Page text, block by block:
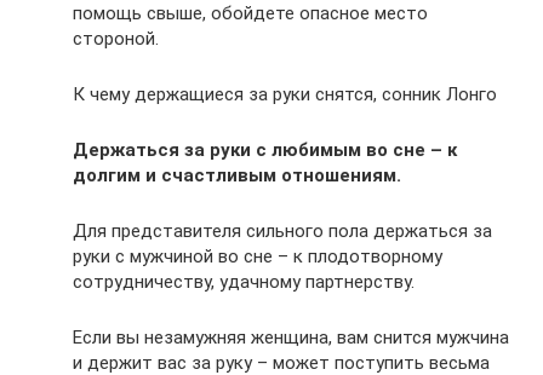
помощь свыше, обойдете опасное место
стороной.
К чему держащиеся за руки снятся, сонник Лонго
Держаться за руки с любимым во сне – к
долгим и счастливым отношениям.
Для представителя сильного пола держаться за
руки с мужчиной во сне – к плодотворному
сотрудничеству, удачному партнерству.
Если вы незамужняя женщина, вам снится мужчина
и держит вас за руку – может поступить весьма